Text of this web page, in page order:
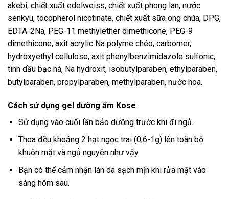
akebi, chiết xuất edelweiss, chiết xuất phong lan, nước
senkyu, tocopherol nicotinate, chiết xuất sữa ong chúa, DPG,
EDTA-2Na, PEG-11 methylether dimethicone, PEG-9
dimethicone, axit acrylic Na polyme chéo, carbomer,
hydroxyethyl cellulose, axit phenylbenzimidazole sulfonic,
tinh dầu bạc hà, Na hydroxit, isobutylparaben, ethylparaben,
butylparaben, propylparaben, methylparaben, nước hoa.
Cách sử dụng gel dưỡng ẩm Kose
Sử dụng vào cuối lần bảo dưỡng trước khi đi ngủ.
Thoa đều khoảng 2 hạt ngọc trai (0,6-1g) lên toàn bộ
khuôn mặt và ngủ nguyên như vậy.
Bạn có thể cảm nhận làn da sạch mịn khi rửa mặt vào
sáng hôm sau.